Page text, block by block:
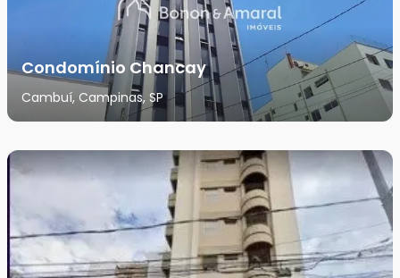
Condomínio Chancay
Cambuí, Campinas, SP